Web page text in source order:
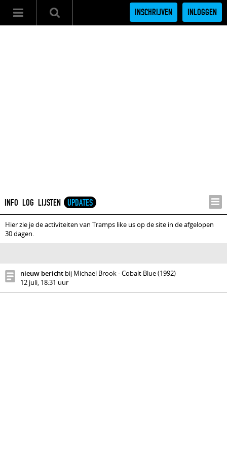
INSCHRIJVEN INLOGGEN
INFO LOG LIJSTEN UPDATES
Hier zie je de activiteiten van Tramps like us op de site in de afgelopen
30 dagen.
nieuw bericht bij Michael Brook - Cobalt Blue (1992)
12 juli, 18:31 uur